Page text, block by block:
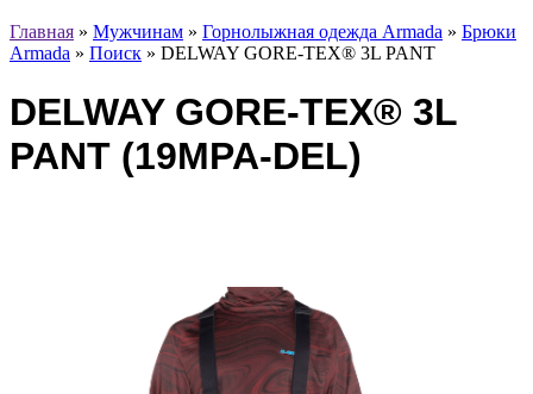
Главная » Мужчинам » Горнолыжная одежда Armada » Брюки
Armada » Поиск » DELWAY GORE-TEX® 3L PANT
DELWAY GORE-TEX® 3L
PANT (19MPA-DEL)